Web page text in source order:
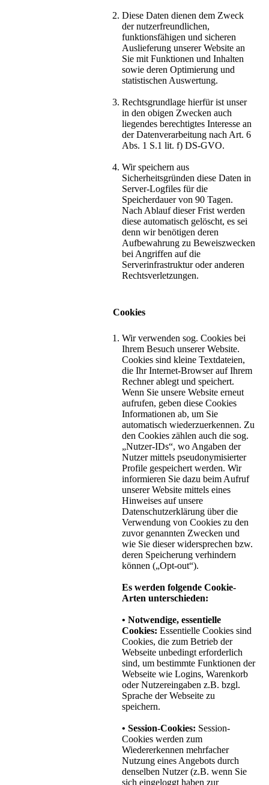
Diese Daten dienen dem Zweck
der nutzerfreundlichen,
funktionsfähigen und sicheren
Auslieferung unserer Website an
Sie mit Funktionen und Inhalten
sowie deren Optimierung und
statistischen Auswertung.
Rechtsgrundlage hierfür ist unser
in den obigen Zwecken auch
liegendes berechtigtes Interesse an
der Datenverarbeitung nach Art. 6
Abs. 1 S.1 lit. f) DS-GVO.
Wir speichern aus
Sicherheitsgründen diese Daten in
Server-Logfiles für die
Speicherdauer von 90 Tagen.
Nach Ablauf dieser Frist werden
diese automatisch gelöscht, es sei
denn wir benötigen deren
Aufbewahrung zu Beweiszwecken
bei Angriffen auf die
Serverinfrastruktur oder anderen
Rechtsverletzungen.
Cookies
Wir verwenden sog. Cookies bei
Ihrem Besuch unserer Website.
Cookies sind kleine Textdateien,
die Ihr Internet-Browser auf Ihrem
Rechner ablegt und speichert.
Wenn Sie unsere Website erneut
aufrufen, geben diese Cookies
Informationen ab, um Sie
automatisch wiederzuerkennen. Zu
den Cookies zählen auch die sog.
„Nutzer-IDs“, wo Angaben der
Nutzer mittels pseudonymisierter
Profile gespeichert werden. Wir
informieren Sie dazu beim Aufruf
unserer Website mittels eines
Hinweises auf unsere
Datenschutzerklärung über die
Verwendung von Cookies zu den
zuvor genannten Zwecken und
wie Sie dieser widersprechen bzw.
deren Speicherung verhindern
können („Opt-out“).
Es werden folgende Cookie-
Arten unterschieden:
• Notwendige, essentielle
Cookies: Essentielle Cookies sind
Cookies, die zum Betrieb der
Webseite unbedingt erforderlich
sind, um bestimmte Funktionen der
Webseite wie Logins, Warenkorb
oder Nutzereingaben z.B. bzgl.
Sprache der Webseite zu
speichern.
• Session-Cookies: Session-
Cookies werden zum
Wiedererkennen mehrfacher
Nutzung eines Angebots durch
denselben Nutzer (z.B. wenn Sie
sich eingeloggt haben zur